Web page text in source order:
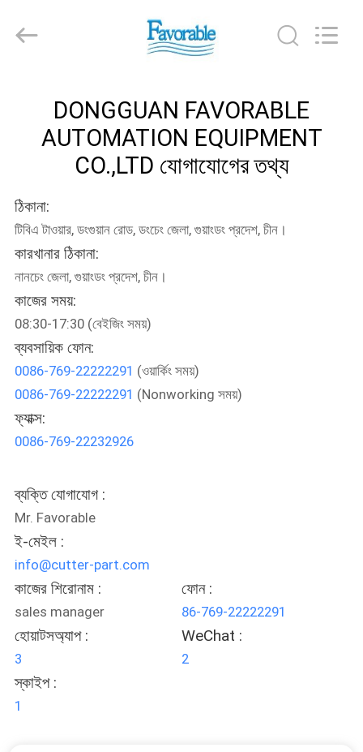
আমাদের
সম্পর্কে
কারখানা
ভ্রমণ
মান
নিয়ন্ত্রণ
যোগাযোগ
খবর
উদ্ধৃতির
জন্য
আবেদন
সাইট
ম্যাপ
EQUIPMENT
CO.,LTD.
DONGGUAN FAVORABLE
AUTOMATION EQUIPMENT
CO.,LTD যোগাযোগের তথ্য
ঠিকানা:
টিবিএ টাওয়ার, ডংগুয়ান রোড, ডংচেং জেলা, গুয়াংডং প্রদেশ, চীন।
কারখানার ঠিকানা:
নানচেং জেলা, গুয়াংডং প্রদেশ, চীন।
কাজের সময়:
08:30-17:30 (বেইজিং সময়)
ব্যবসায়িক ফোন:
0086-769-22222291 (ওয়ার্কিং সময়)
0086-769-22222291 (Nonworking সময়)
ফ্যাক্স:
0086-769-22232926
ব্যক্তি যোগাযোগ :
Mr. Favorable
ই-মেইল :
info@cutter-part.com
কাজের শিরোনাম :
sales manager
ফোন :
86-769-22222291
হোয়াটসঅ্যাপ :
3
WeChat :
2
স্কাইপ :
1